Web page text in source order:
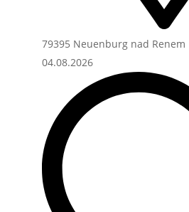
79395 Neuenburg nad Renem
04.08.2026